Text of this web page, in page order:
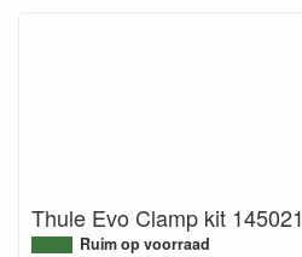
Thule Evo Clamp kit 145021
Ruim op voorraad